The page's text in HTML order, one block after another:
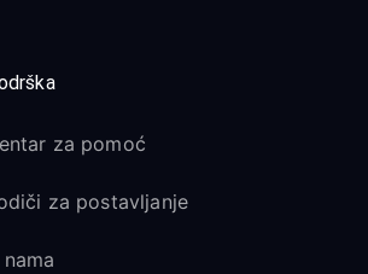
za pomoć
za postavljanje
nama